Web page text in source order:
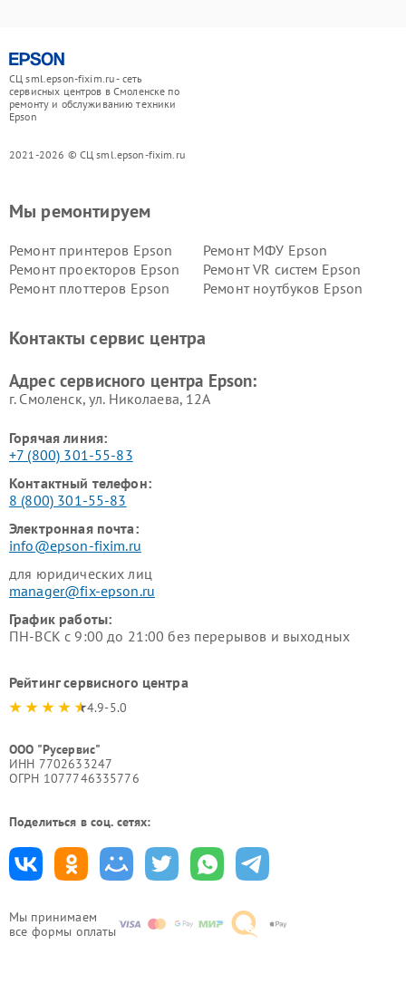
СЦ sml.epson-fixim.ru - сеть
сервисных центров в Смоленске по
ремонту и обслуживанию техники
Epson
2021-2026 © СЦ sml.epson-fixim.ru
Мы принимаем
все формы оплаты
Мы ремонтируем
Ремонт принтеров Epson
Ремонт МФУ Epson
Ремонт проекторов Epson
Ремонт VR систем Epson
Ремонт плоттеров Epson
Ремонт ноутбуков Epson
Контакты сервис центра
Адрес сервисного центра Epson:
г. Смоленск, ул. Николаева, 12А
Горячая линия:
+7 (800) 301-55-83
Контактный телефон:
8 (800) 301-55-83
Электронная почта:
info@epson-fixim.ru
для юридических лиц
manager@fix-epson.ru
График работы:
ПН-ВСК с 9:00 до 21:00 без перерывов и выходных
Рейтинг сервисного центра
4.9-5.0
ООО "Русервис"
ИНН 7702633247
ОГРН 1077746335776
Поделиться в соц. сетях: